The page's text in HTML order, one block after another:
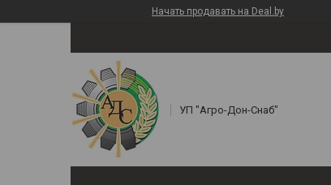
Начать продавать на Deal.by
УП "Агро-Дон-Снаб"